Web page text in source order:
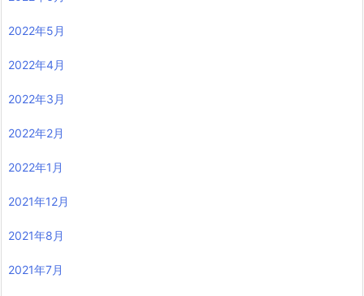
2022年5月
2022年4月
2022年3月
2022年2月
2022年1月
2021年12月
2021年8月
2021年7月